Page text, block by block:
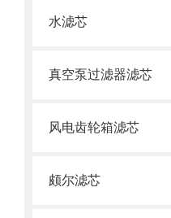
水滤芯
真空泵过滤器滤芯
风电齿轮箱滤芯
颇尔滤芯